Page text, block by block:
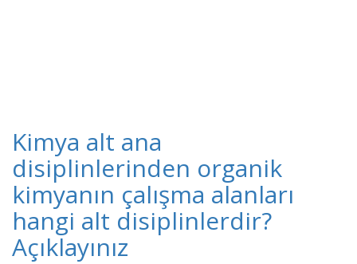
Kimya alt ana
disiplinlerinden organik
kimyanın çalışma alanları
hangi alt disiplinlerdir?
Açıklayınız